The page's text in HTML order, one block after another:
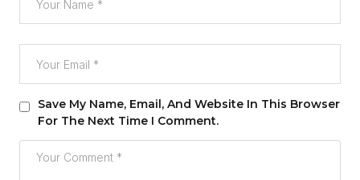
Save My Name, Email, And Website In This Browser
For The Next Time I Comment.